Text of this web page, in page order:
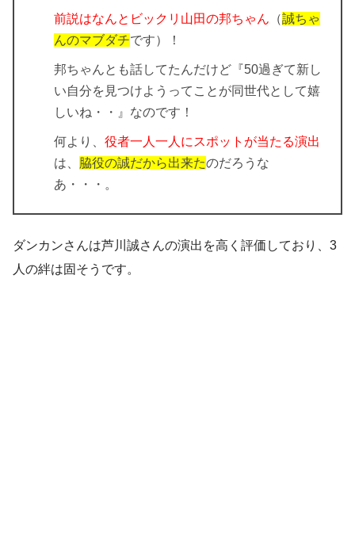
前説はなんとビックリ山田の邦ちゃん （誠ちゃ
んのマブダチです）！
邦ちゃんとも話してたんだけど『50過ぎて新し
い自分を見つけようってことが同世代として嬉
しいね・・』なのです！
何より、 役者一人一人にスポットが当たる演出
は、
脇役の誠だから出来たのだろうな
あ・・・。
ダンカンさんは芦川誠さんの演出を高く評価しており、3
人の絆は固そうです。